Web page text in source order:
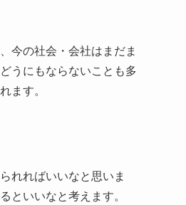
今の社会・会社はまだま
うにもならないことも多
ます。
れればいいなと思いま
といいなと考えます。